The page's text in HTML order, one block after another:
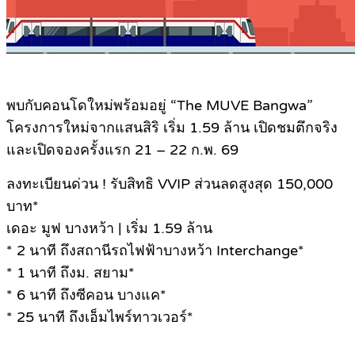
พบกับคอนโดใหม่พร้อมอยู่ “The MUVE Bangwa”
โครงการใหม่จากแสนสิริ เริ่ม 1.59 ล้าน เปิดชมตึกจริง
และเปิดจองครั้งแรก 21 – 22 ก.พ. 69
ลงทะเบียนด่วน ! รับสิทธิ VVIP ส่วนลดสูงสุด 150,000
บาท*
เดอะ มูฟ บางหว้า | เริ่ม 1.59 ล้าน
* 2 นาที ถึงสถานีรถไฟฟ้าบางหว้า Interchange*
* 1 นาที ถึงม. สยาม*
* 6 นาที ถึงซีคอน บางแค*
* 25 นาที ถึงเอ็มไพร์ทาวเวอร์*